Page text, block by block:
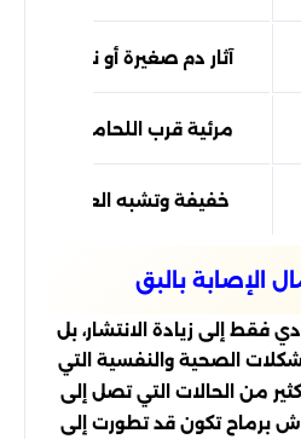
آثار دم صغيرة أو نقاط داكنة
مرئية قرب اللحامات والزوايا
خفيفة وتشبه العفن أحيانًا
الإصابة بالبق
فقط إلى زيادة الانتشار، بل
الصحية والنفسية التي
من الحالات التي تصل إلى
برماح تكون قد تطورت إلى